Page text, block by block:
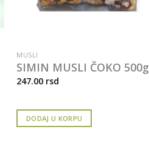
MUSLI
SIMIN MUSLI ČOKO 500g
247.00 rsd
DODAJ U KORPU